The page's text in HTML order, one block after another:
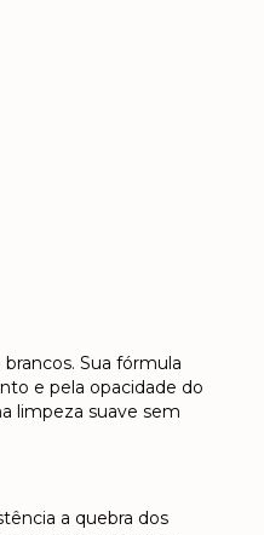
Sua fórmula
e pela opacidade do
limpeza suave sem
a quebra dos